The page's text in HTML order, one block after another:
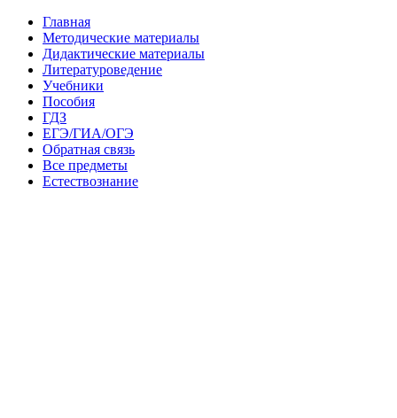
Главная
Методические материалы
Дидактические материалы
Литературоведение
Учебники
Пособия
ГДЗ
ЕГЭ/ГИА/ОГЭ
Обратная связь
Все предметы
Естествознание